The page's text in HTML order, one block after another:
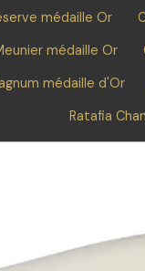
médaille Or
médaille Or
médaille d'Or
Ratafia